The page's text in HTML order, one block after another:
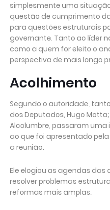
simplesmente uma
questão de cumprimento
para questões estruturais
governante. Tanto ao líder
como a quem for eleito o
perspectiva de mais longo
Acolhimento
Segundo o autoridade,
dos Deputados, Hugo
Alcolumbre, passaram uma
ao que foi apresentado
a reunião.
Ele elogiou as agendas
resolver problemas
reformas mais amplas.